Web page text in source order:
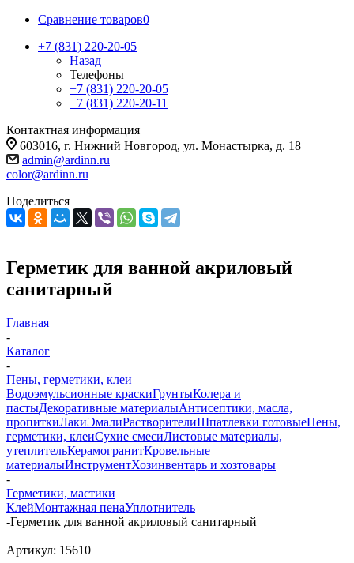
Сравнение товаров0
+7 (831) 220-20-05
Назад
Телефоны
+7 (831) 220-20-05
+7 (831) 220-20-11
Контактная информация
603016, г. Нижний Новгород, ул. Монастырка, д. 18
admin@ardinn.ru
color@ardinn.ru
Поделиться
Герметик для ванной акриловый
санитарный
Главная
-
Каталог
-
Пены, герметики, клеи
Водоэмульсионные краскиГрунтыКолера и
пастыДекоративные материалыАнтисептики, масла,
пропиткиЛакиЭмалиРастворителиШпатлевки готовыеПены,
герметики, клеиСухие смесиЛистовые материалы,
утеплительКерамогранитКровельные
материалыИнструментХозинвентарь и хозтовары
-
Герметики, мастики
КлейМонтажная пенаУплотнитель
-Герметик для ванной акриловый санитарный
Артикул: 15610